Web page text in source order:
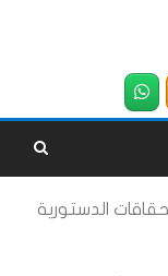
الدستورية